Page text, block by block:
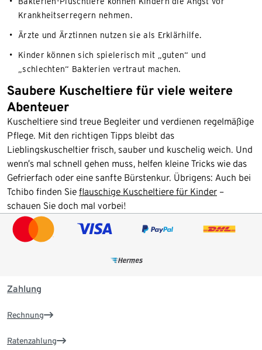
Krankheitserregern nehmen.
Ärzte und Ärztinnen nutzen sie als Erklärhilfe.
Kinder können sich spielerisch mit „guten“ und
„schlechten“ Bakterien vertraut machen.
Saubere Kuscheltiere für viele weitere
Abenteuer
Kuscheltiere sind treue Begleiter und verdienen regelmäßige
Pflege. Mit den richtigen Tipps bleibt das
Lieblingskuscheltier frisch, sauber und kuschelig weich. Und
wenn’s mal schnell gehen muss, helfen kleine Tricks wie das
Gefrierfach oder eine sanfte Bürstenkur. Übrigens: Auch bei
Tchibo finden Sie flauschige Kuscheltiere für Kinder –
schauen Sie doch mal vorbei!
Zahlung
Rechnung
Ratenzahlung